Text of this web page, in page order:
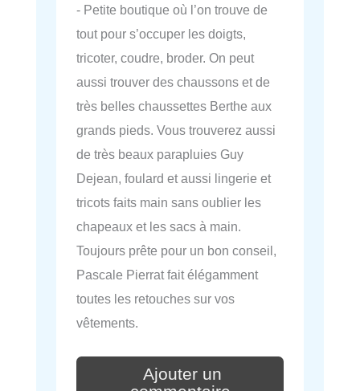
- Petite boutique où l’on trouve de
tout pour s’occuper les doigts,
tricoter, coudre, broder. On peut
aussi trouver des chaussons et de
très belles chaussettes Berthe aux
grands pieds. Vous trouverez aussi
de très beaux parapluies Guy
Dejean, foulard et aussi lingerie et
tricots faits main sans oublier les
chapeaux et les sacs à main.
Toujours prête pour un bon conseil,
Pascale Pierrat fait élégamment
toutes les retouches sur vos
vêtements.
Ajouter un